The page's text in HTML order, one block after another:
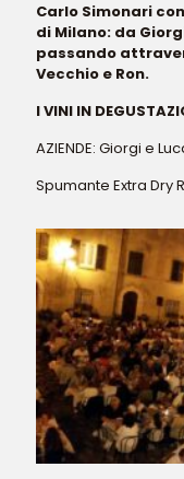
Carlo Simonari
di Milano: da
passando
Vecchio e Ron.
I VINI IN
AZIENDE: Giorgi e
Spumante Extra Dry